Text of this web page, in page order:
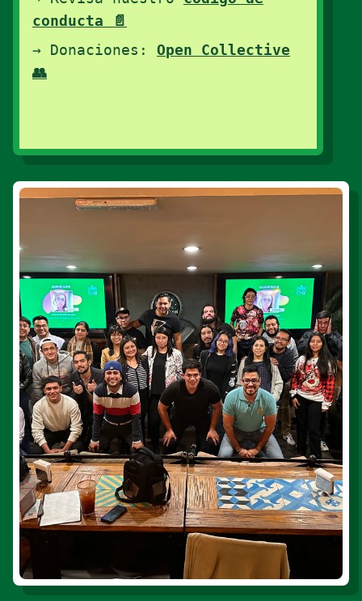
conducta 📄
→ Donaciones: Open Collective
👥